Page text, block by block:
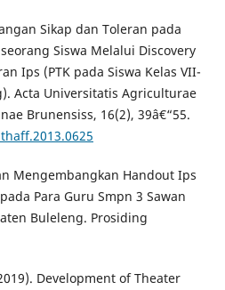
Sikap dan Toleran pada
Siswa Melalui Discovery
Ips (PTK pada Siswa Kelas VII-
Acta Universitatis Agriculturae
Brunensiss, 16(2), 39â€“55.
Mengembangkan Handout Ips
Para Guru Smpn 3 Sawan
Buleleng. Prosiding
Development of Theater